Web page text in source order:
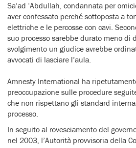
Sa’ad ‘Abdullah, condannata per
aver confessato perché sottoposta a
elettriche e le percosse con cavi.
suo processo sarebbe durato meno di
svolgimento un giudice avrebbe
avvocati di lasciare l’aula.
Amnesty International ha
preoccupazione sulle procedure
che non rispettano gli standard
processo.
In seguito al rovesciamento del
nel 2003, l’Autorità provvisoria della